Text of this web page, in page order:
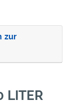
zur
LITER